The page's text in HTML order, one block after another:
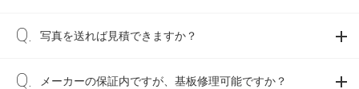
写真を送れば見積できますか？
メーカーの保証内ですが、基板修理可能ですか？